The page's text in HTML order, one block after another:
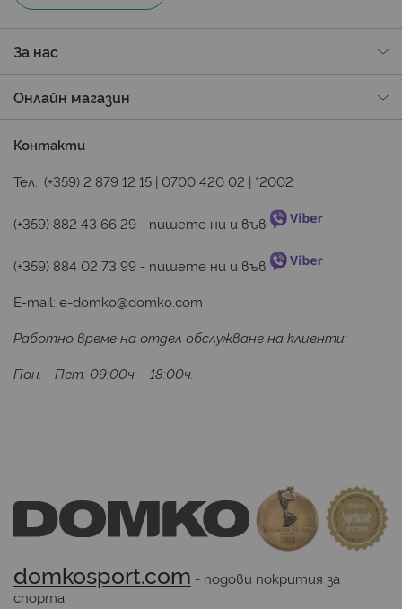
За нас
Онлайн магазин
Контакти
Тел.: (+359) 2 879 12 15 | 0700 420 02 | *2002
(+359) 882 43 66 29 - пишете ни и във
(+359) 884 02 73 99 - пишете ни и във
E-mail: e-domko@domko.com
Работно време на отдел обслужване на клиенти:
Пон. - Пет. 09:00ч. - 18:00ч.
domkosport.com - подови покрития за
спорта